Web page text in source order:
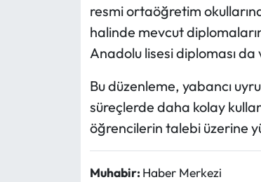
resmi ortaöğretim
halinde mevcut
Anadolu lisesi diploması
Bu düzenleme, yabancı
süreçlerde daha kolay
öğrencilerin talebi üzerine
Muhabir: Haber Merkezi